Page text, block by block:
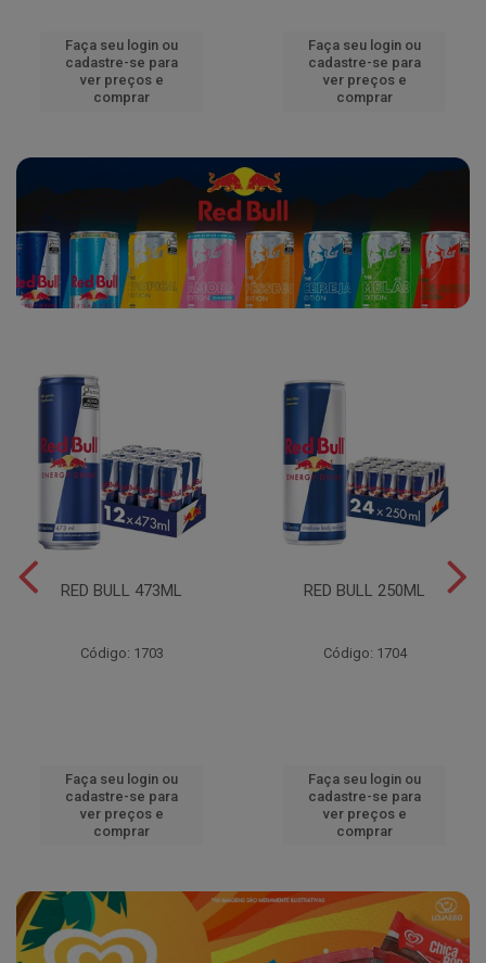
Faça seu login ou
cadastre-se para
ver preços e
comprar
Faça seu login ou
cadastre-se para
ver preços e
comprar
RED BULL 473ML
Código: 1703
Faça seu login ou
cadastre-se para
ver preços e
comprar
RED BULL 250ML
Código: 1704
Faça seu login ou
cadastre-se para
ver preços e
comprar